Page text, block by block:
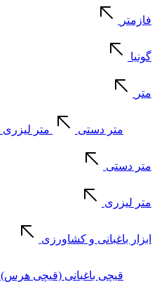
فازمتر
گونیا
متر
متر دستی متر لیزری
متر دستی
متر لیزری
ابزار باغبانی و کشاورزی
قیچی باغبانی (قیچی هرس)